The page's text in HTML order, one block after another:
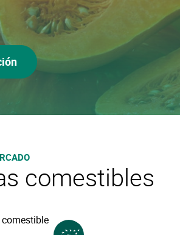
comestibles